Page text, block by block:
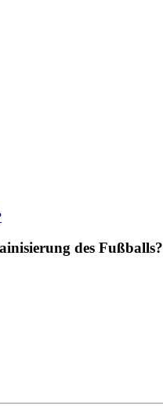
des Fußballs?